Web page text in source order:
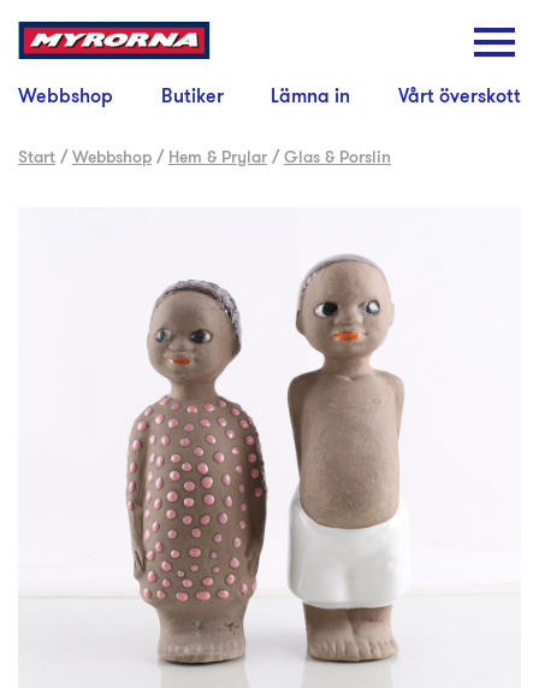
Webbshop Butiker Lämna in Vårt överskott
Start /Webbshop / Hem & Prylar /Glas & Porslin